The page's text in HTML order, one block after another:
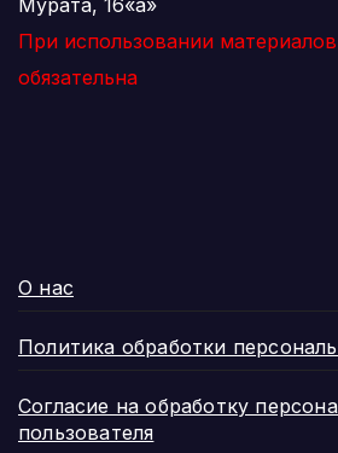
Мурата, 16«а»
При использовании
обязательна
О нас
Политика обработки
Согласие на обработку
пользователя